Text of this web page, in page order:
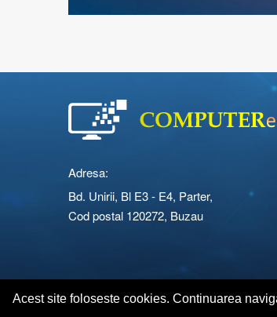
Acest site foloseste cookies. Continuarea
Adresa:
Bd. Unirii, Bl E3 - E4, Parter,
Cod postal 120272, Buzau
Copyright © 2026 Computerescu.ro. All rights